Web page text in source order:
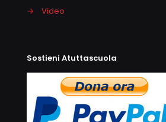
→
Video
Sostieni Atuttascuola